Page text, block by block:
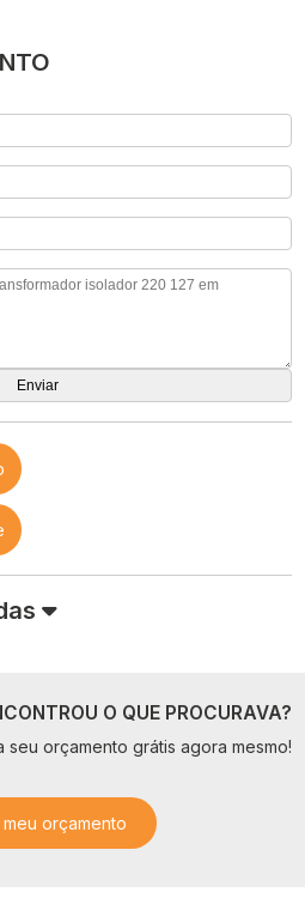
O QUE PROCURAVA?
seu orçamento grátis agora mesmo!
orçamento